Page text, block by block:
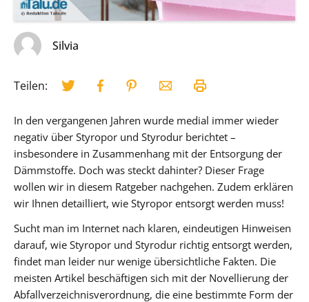
Silvia
Teilen:
In den vergangenen Jahren wurde medial immer wieder
negativ über Styropor und Styrodur berichtet –
insbesondere in Zusammenhang mit der Entsorgung der
Dämmstoffe. Doch was steckt dahinter? Dieser Frage
wollen wir in diesem Ratgeber nachgehen. Zudem erklären
wir Ihnen detailliert, wie Styropor entsorgt werden muss!
Sucht man im Internet nach klaren, eindeutigen Hinweisen
darauf, wie Styropor und Styrodur richtig entsorgt werden,
findet man leider nur wenige übersichtliche Fakten. Die
meisten Artikel beschäftigen sich mit der Novellierung der
Abfallverzeichnisverordnung, die eine bestimmte Form der